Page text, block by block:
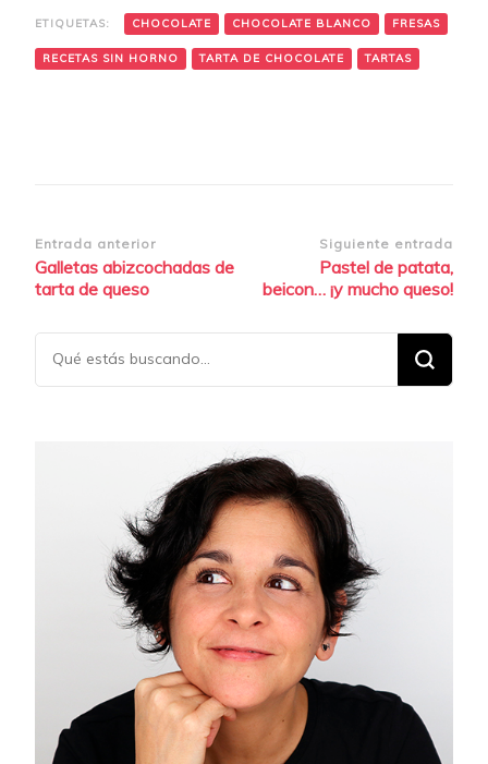
ETIQUETAS: CHOCOLATE CHOCOLATE BLANCO FRESAS
RECETAS SIN HORNO TARTA DE CHOCOLATE TARTAS
Navegación
de
Entrada anterior
Galletas abizcochadas de
tarta de queso
Siguiente entrada
Pastel de patata,
beicon… ¡y mucho queso!
¿Buscas
algo?